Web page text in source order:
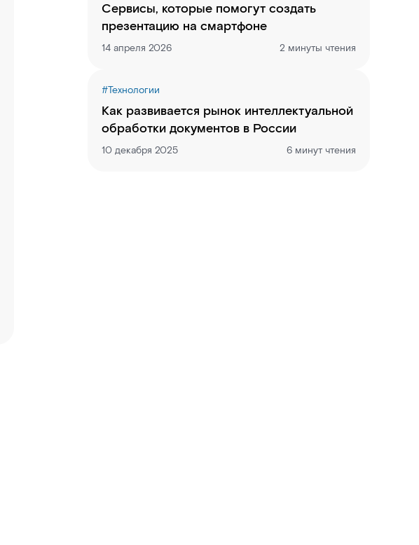
Сервисы, которые помогут создать
презентацию на смартфоне
14 апреля 2026 2 минуты чтения
#Технологии
Как развивается рынок интеллектуальной
обработки документов в России
10 декабря 2025 6 минут чтения